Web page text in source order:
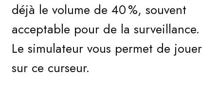
déjà le volume de 40 %, souvent
acceptable pour de la surveillance.
Le simulateur vous permet de jouer
sur ce curseur.